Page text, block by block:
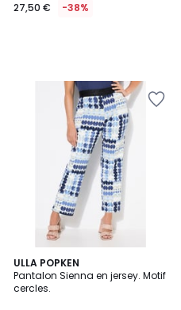
27,50 € -38%
ULLA POPKEN
Pantalon Sienna en jersey. Motif
cercles.